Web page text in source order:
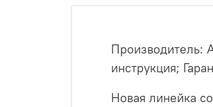
Производитель:
инструкция;
Новая линейка